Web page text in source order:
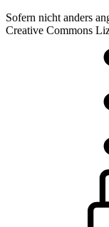
Sofern nicht anders
Creative Commons